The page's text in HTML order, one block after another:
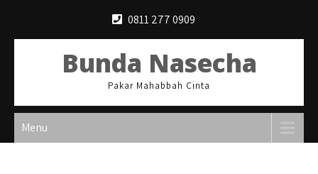
0811 277 0909
Bunda Nasecha
Pakar Mahabbah Cinta
Menu